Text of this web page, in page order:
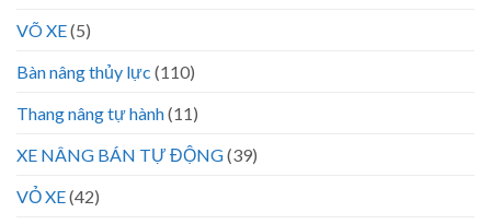
VÕ XE(5)
Bàn nâng thủy lực (110)
Thang nâng tự hành(11)
XE NÂNG BÁN TỰ ĐỘNG(39)
VỎ XE(42)